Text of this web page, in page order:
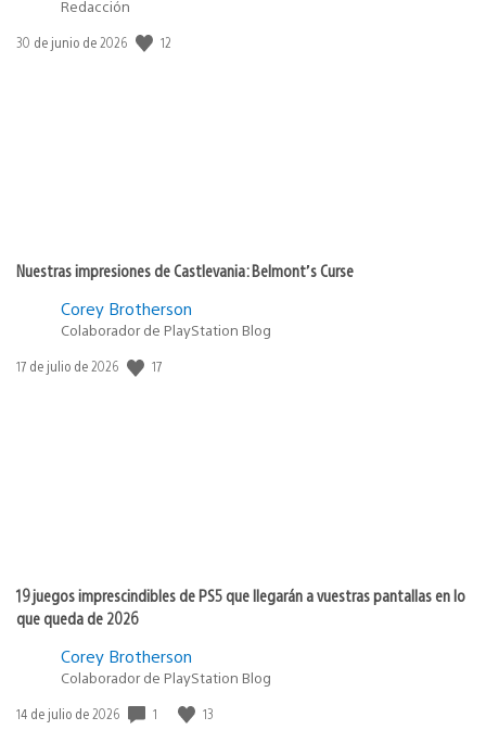
Redacción
Fecha
30 de junio de 2026 12
Nuestras impresiones de Castlevania: Belmont’s Curse
Corey Brotherson
Colaborador de PlayStation Blog
Fecha
17 de julio de 2026 17
19 juegos imprescindibles de PS5 que llegarán a vuestras pantallas en lo
que queda de 2026
Corey Brotherson
Colaborador de PlayStation Blog
Fecha
14 de julio de 2026 1 13